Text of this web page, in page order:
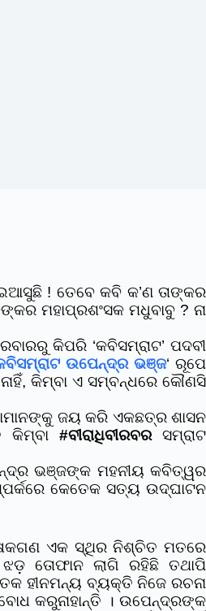
! ତେବେ କବି କ’ଣ ତାଙ୍କର
ମହାପ୍ରଶଂସକ ମଧୁବାବୁ ? ନା
କିପରି ‘କବିସମ୍ରାଟ’ ପଦବୀ
ଉପେନ୍ଦ୍ର ଭଞ୍ଜ‘ ରୂପେ
କିମ୍ବା ଏ ସମ୍ବନ୍ଧରେ କୌଣସି
ଜୟ କରି ଏକଛତ୍ର ଶାସନ
କିମ୍ବା #ବୀରାଧିବୀରବରସମ୍ରାଟ
ଭଞ୍ଜଙ୍କ ମହନୀୟ କବିତ୍ୱର
କେତେକ ସତ୍ୟ ଉଦ୍‌ଘାଟନ
ଏକ ସ୍ଥିର ନିଶ୍ଚିତ ମତରେ
ତୋଫାନ ଲାଗି ରହିଛି ତଥାପି
ହୀନମନ୍ୟ ବ୍ୟକ୍ତି ନିଜେ ରଚନା
କରୁନାହାନ୍ତି । ଉପେନ୍ଦ୍ରଙ୍କ